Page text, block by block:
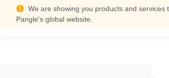
We are showing you products and
Pangle's global website.Support Center